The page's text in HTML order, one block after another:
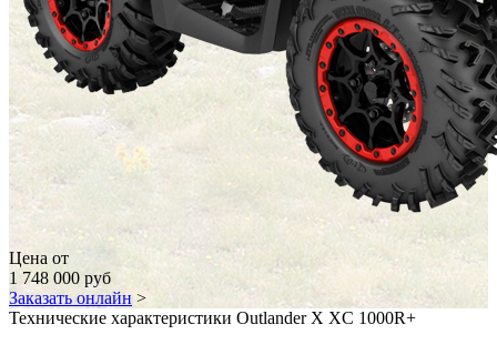
Цена от
1 748 000 руб
Заказать онлайн >
Технические характеристики Outlander X XC 1000R+